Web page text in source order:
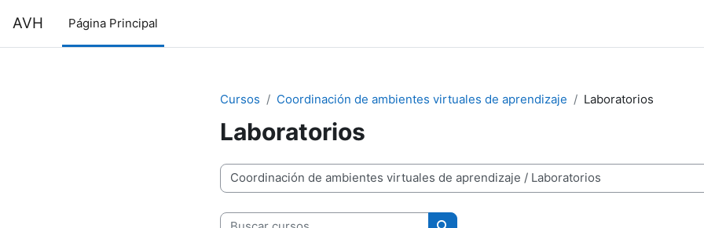
AVH Página Principal
Cursos Coordinación de ambientes virtuales de aprendizaje Laboratorios
Laboratorios
Categorías
Buscar cursos